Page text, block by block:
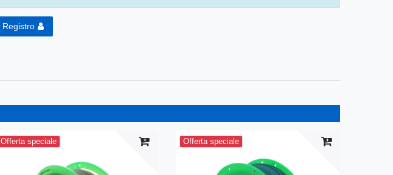
Registro
Offerta speciale Offerta speciale